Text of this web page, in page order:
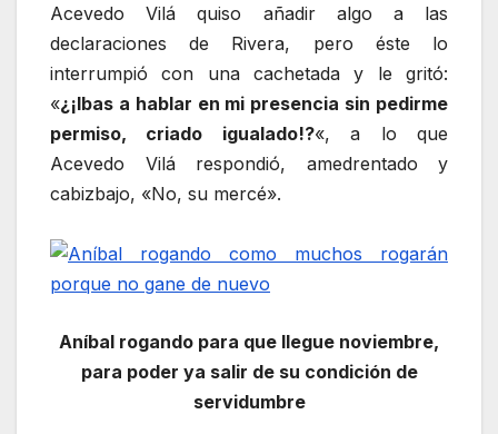
Acevedo Vilá quiso añadir algo a las
declaraciones de Rivera, pero éste lo
interrumpió con una cachetada y le gritó:
«¿¡Ibas a hablar en mi presencia sin pedirme
permiso, criado igualado!?«, a lo que
Acevedo Vilá respondió, amedrentado y
cabizbajo, «No, su mercé».
Aníbal rogando para que llegue noviembre,
para poder ya salir de su condición de
servidumbre